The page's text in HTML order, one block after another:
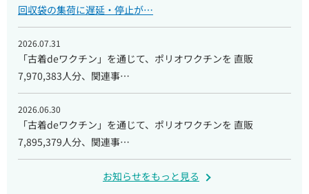
回収袋の集荷に遅延・停止が…
2026.07.31
「古着deワクチン」を通じて、ポリオワクチンを 直販
7,970,383人分、関連事…
2026.06.30
「古着deワクチン」を通じて、ポリオワクチンを 直販
7,895,379人分、関連事…
お知らせをもっと見る